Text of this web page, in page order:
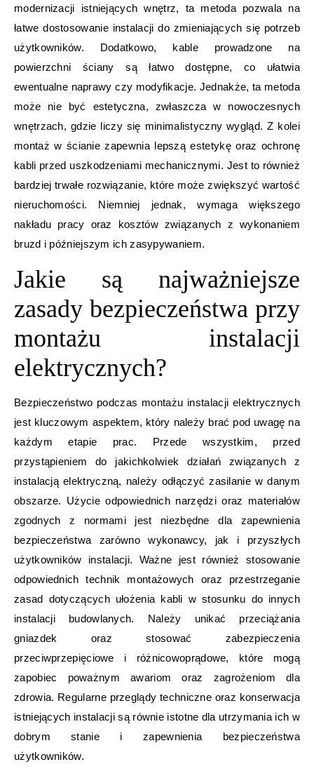
modernizacji istniejących wnętrz, ta metoda pozwala na
łatwe dostosowanie instalacji do zmieniających się potrzeb
użytkowników. Dodatkowo, kable prowadzone na
powierzchni ściany są łatwo dostępne, co ułatwia
ewentualne naprawy czy modyfikacje. Jednakże, ta metoda
może nie być estetyczna, zwłaszcza w nowoczesnych
wnętrzach, gdzie liczy się minimalistyczny wygląd. Z kolei
montaż w ścianie zapewnia lepszą estetykę oraz ochronę
kabli przed uszkodzeniami mechanicznymi. Jest to również
bardziej trwałe rozwiązanie, które może zwiększyć wartość
nieruchomości. Niemniej jednak, wymaga większego
nakładu pracy oraz kosztów związanych z wykonaniem
bruzd i późniejszym ich zasypywaniem.
Jakie są najważniejsze
zasady bezpieczeństwa przy
montażu instalacji
elektrycznych?
Bezpieczeństwo podczas montażu instalacji elektrycznych
jest kluczowym aspektem, który należy brać pod uwagę na
każdym etapie prac. Przede wszystkim, przed
przystąpieniem do jakichkolwiek działań związanych z
instalacją elektryczną, należy odłączyć zasilanie w danym
obszarze. Użycie odpowiednich narzędzi oraz materiałów
zgodnych z normami jest niezbędne dla zapewnienia
bezpieczeństwa zarówno wykonawcy, jak i przyszłych
użytkowników instalacji. Ważne jest również stosowanie
odpowiednich technik montażowych oraz przestrzeganie
zasad dotyczących ułożenia kabli w stosunku do innych
instalacji budowlanych. Należy unikać przeciążania
gniazdek oraz stosować zabezpieczenia
przeciwprzepięciowe i różnicowoprądowe, które mogą
zapobiec poważnym awariom oraz zagrożeniom dla
zdrowia. Regularne przeglądy techniczne oraz konserwacja
istniejących instalacji są równie istotne dla utrzymania ich w
dobrym stanie i zapewnienia bezpieczeństwa
użytkowników.